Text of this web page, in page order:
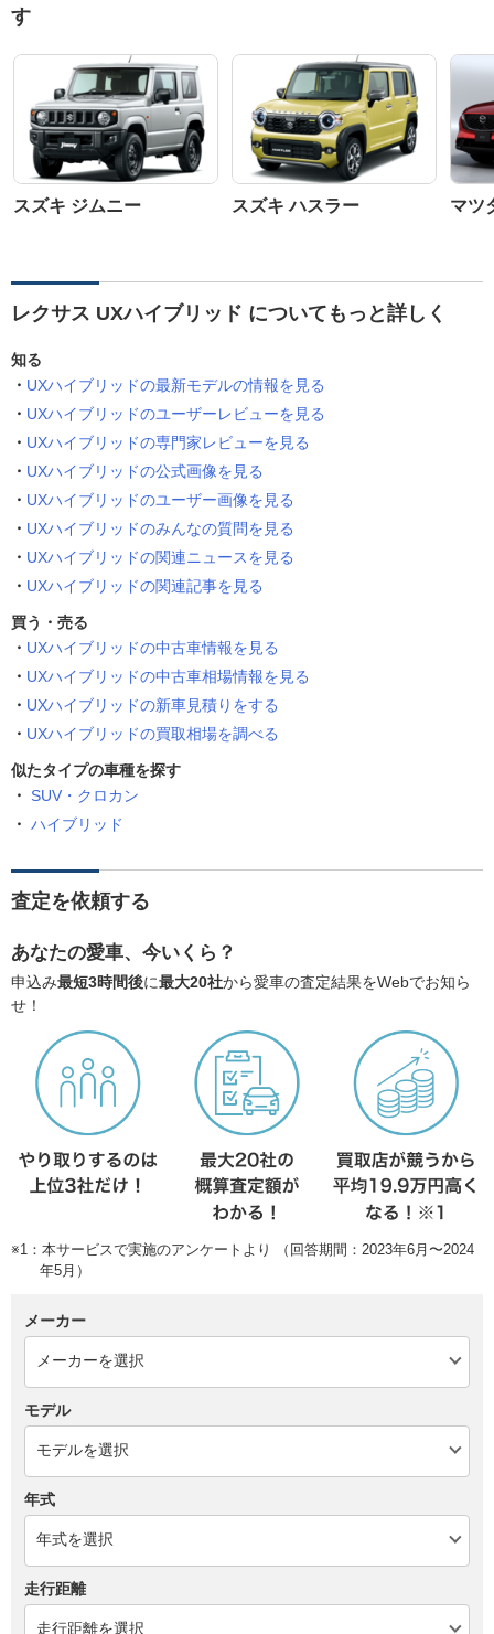
す
スズキ ジムニー スズキ ハスラー マツ
レクサス UXハイブリッド についてもっと詳しく
知る
UXハイブリッドの最新モデルの情報を見る
UXハイブリッドのユーザーレビューを見る
UXハイブリッドの専門家レビューを見る
UXハイブリッドの公式画像を見る
UXハイブリッドのユーザー画像を見る
UXハイブリッドのみんなの質問を見る
UXハイブリッドの関連ニュースを見る
UXハイブリッドの関連記事を見る
買う・売る
UXハイブリッドの中古車情報を見る
UXハイブリッドの中古車相場情報を見る
UXハイブリッドの新車見積りをする
UXハイブリッドの買取相場を調べる
似たタイプの車種を探す
SUV・クロカン
ハイブリッド
査定を依頼する
あなたの愛車、今いくら？
申込み最短3時間後に最大20社から愛車の査定結果をWebでお知ら
せ！
※1：本サービスで実施のアンケートより （回答期間：2023年6月〜2024
年5月）
メーカー
モデル
年式
走行距離